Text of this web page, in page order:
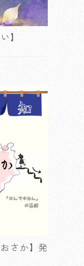
】
さか】発